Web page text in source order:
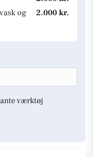
og
2.000 kr.
værktøj